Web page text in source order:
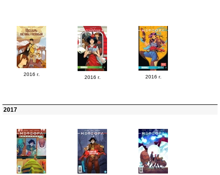
2016 г.
2016 г. 2016 г.
2017